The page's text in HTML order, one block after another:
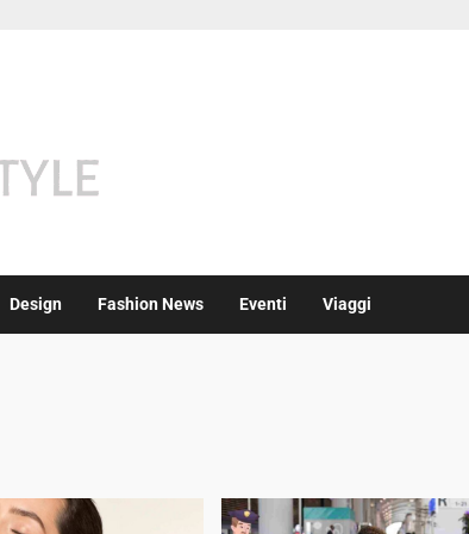
Design Fashion News Eventi Viaggi